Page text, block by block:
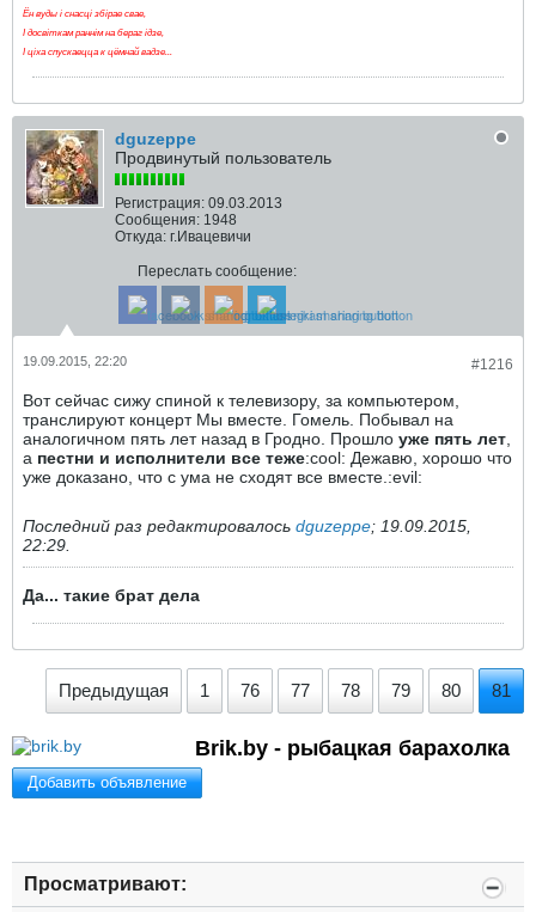
Ён вуды і снасці збірае свае,
І досвіткам раннім на бераг ідзе,
І ціха спускаецца к цёмнай вадзе...
dguzeppe
Продвинутый пользователь
Регистрация: 09.03.2013
Сообщения: 1948
Откуда: г.Ивацевичи
Переслать сообщение:
#1216
19.09.2015, 22:20
Вот сейчас сижу спиной к телевизору, за компьютером,
транслируют концерт Мы вместе. Гомель. Побывал на
аналогичном пять лет назад в Гродно. Прошло уже пять лет
а пестни и исполнители все теже:cool: Дежавю, хорошо что
уже доказано, что с ума не сходят все вместе.:evil:
Последний раз редактировалось dguzeppe; 19.09.2015,
22:29
Да... такие брат дела
Предыдущая 1 76 77 78 79 80 81
Brik.by - рыбацкая барахолка
Добавить объявление
Просматривают: